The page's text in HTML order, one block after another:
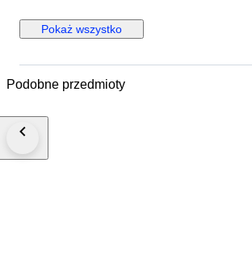
österreichischen Post
Pokaż wszystko
Podobne przedmioty